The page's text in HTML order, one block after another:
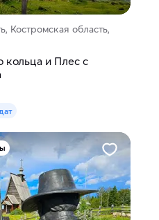
Костромская область,
кольца и Плес с